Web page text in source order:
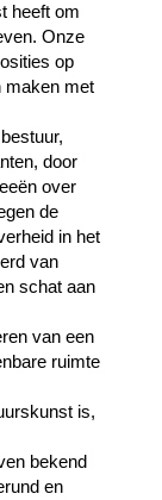
heeft om
Onze
op
maken met
door
over
de
in het
van
schat aan
van een
ruimte
is,
bekend
en